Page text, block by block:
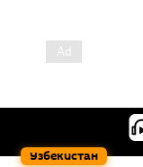
Узбекистан